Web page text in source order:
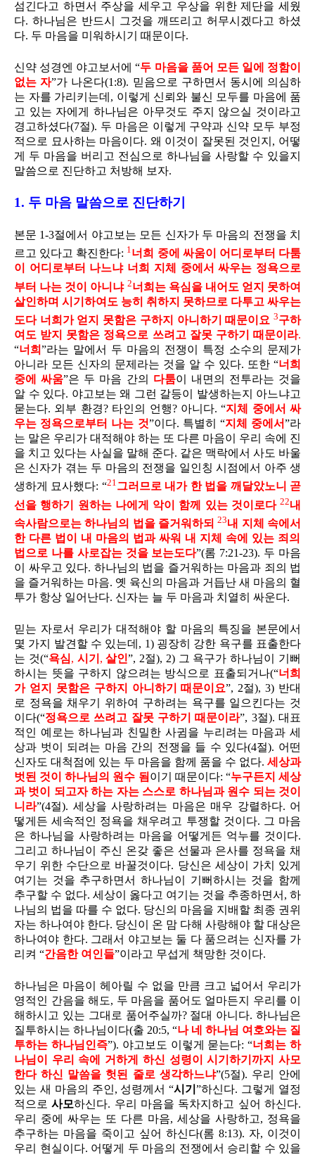
섬긴다고 하면서 주상을 세우고 우상을 위한 제단을 세웠
다. 하나님은 반드시 그것을 깨뜨리고 허무시겠다고 하셨
다. 두 마음을 미워하시기 때문이다.
신약 성경엔 야고보서에 “두 마음을 품어 모든 일에 정함이
없는 자”가 나온다(1:8). 믿음으로 구하면서 동시에 의심하
는 자를 가리키는데, 이렇게 신뢰와 불신 모두를 마음에 품
고 있는 자에게 하나님은 아무것도 주지 않으실 것이라고
경고하셨다(7절). 두 마음은 이렇게 구약과 신약 모두 부정
적으로 묘사하는 마음이다. 왜 이것이 잘못된 것인지, 어떻
게 두 마음을 버리고 전심으로 하나님을 사랑할 수 있을지
말씀으로 진단하고 처방해 보자.
1. 두 마음 말씀으로 진단하기
본문 1-3절에서 야고보는 모든 신자가 두 마음의 전쟁을 치
르고 있다고 확진한다: 1너희 중에 싸움이 어디로부터 다툼
이 어디로부터 나느냐 너희 지체 중에서 싸우는 정욕으로
부터 나는 것이 아니냐 2너희는 욕심을 내어도 얻지 못하여
살인하며 시기하여도 능히 취하지 못하므로 다투고 싸우는
도다 너희가 얻지 못함은 구하지 아니하기 때문이요 3구하
여도 받지 못함은 정욕으로 쓰려고 잘못 구하기 때문이라.
“너희 ”라는 말에서 두 마음의 전쟁이 특정 소수의 문제가
아니라 모든 신자의 문제라는 것을 알 수 있다. 또한 “너희
중에 싸움”은 두 마음 간의 다툼이 내면의 전투라는 것을
알 수 있다. 야고보는 왜 그런 갈등이 발생하는지 아느냐고
묻는다. 외부 환경? 타인의 언행? 아니다. “지체 중에서 싸
우는 정욕으로부터 나는 것”이다. 특별히 “지체 중에서”라
는 말은 우리가 대적해야 하는 또 다른 마음이 우리 속에 진
을 치고 있다는 사실을 말해 준다. 같은 맥락에서 사도 바울
은 신자가 겪는 두 마음의 전쟁을 일인칭 시점에서 아주 생
생하게 묘사했다: “21그러므로 내가 한 법을 깨달았노니 곧
선을 행하기 원하는 나에게 악이 함께 있는 것이로다 22내
속사람으로는 하나님의 법을 즐거워하되 23내 지체 속에서
한 다른 법이 내 마음의 법과 싸워 내 지체 속에 있는 죄의
법으로 나를 사로잡는 것을 보는도다”(롬 7:21-23). 두 마음
이 싸우고 있다. 하나님의 법을 즐거워하는 마음과 죄의 법
을 즐거워하는 마음. 옛 육신의 마음과 거듭난 새 마음의 혈
투가 항상 일어난다. 신자는 늘 두 마음과 치열히 싸운다.
믿는 자로서 우리가 대적해야 할 마음의 특징을 본문에서
몇 가지 발견할 수 있는데, 1) 굉장히 강한 욕구를 표출한다
는 것(“욕심, 시기 , 살인”, 2절), 2) 그 욕구가 하나님이 기뻐
하시는 뜻을 구하지 않으려는 방식으로 표출되거나(“너희
가 얻지 못함은 구하지 아니하기 때문이요”, 2절), 3) 반대
로 정욕을 채우기 위하여 구하려는 욕구를 일으킨다는 것
이다(“정욕으로 쓰려고 잘못 구하기 때문이라”, 3절). 대표
적인 예로는 하나님과 친밀한 사귐을 누리려는 마음과 세
상과 벗이 되려는 마음 간의 전쟁을 들 수 있다(4절). 어떤
신자도 대척점에 있는 두 마음을 함께 품을 수 없다. 세상과
벗된 것이 하나님의 원수 됨 이기 때문이다: “누구든지 세상
과 벗이 되고자 하는 자는 스스로 하나님과 원수 되는 것이
니라”(4절). 세상을 사랑하려는 마음은 매우 강렬하다. 어
떻게든 세속적인 정욕을 채우려고 투쟁할 것이다. 그 마음
은 하나님을 사랑하려는 마음을 어떻게든 억누를 것이다.
그리고 하나님이 주신 온갖 좋은 선물과 은사를 정욕을 채
우기 위한 수단으로 바꿀것이다. 당신은 세상이 가치 있게
여기는 것을 추구하면서 하나님이 기뻐하시는 것을 함께
추구할 수 없다. 세상이 옳다고 여기는 것을 추종하면서, 하
나님의 법을 따를 수 없다. 당신의 마음을 지배할 최종 권위
자는 하나여야 한다. 당신이 온 맘 다해 사랑해야 할 대상은
하나여야 한다. 그래서 야고보는 둘 다 품으려는 신자를 가
리켜 “간음한 여인들”이라고 무섭게 책망한 것이다.
하나님은 마음이 헤아릴 수 없을 만큼 크고 넓어서 우리가
영적인 간음을 해도, 두 마음을 품어도 얼마든지 우리를 이
해하시고 있는 그대로 품어주실까? 절대 아니다. 하나님은
질투하시는 하나님이다(출 20:5, “나 네 하나님 여호와는 질
투하는 하나님인즉”). 야고보도 이렇게 묻는다: “너희는 하
나님이 우리 속에 거하게 하신 성령이 시기하기까지 사모
한다 하신 말씀을 헛된 줄로 생각하느냐”(5절). 우리 안에
있는 새 마음의 주인, 성령께서 “시기”하신다. 그렇게 열정
적으로사모하신다. 우리 마음을 독차지하고 싶어 하신다.
우리 중에 싸우는 또 다른 마음, 세상을 사랑하고, 정욕을
추구하는 마음을 죽이고 싶어 하신다(롬 8:13). 자, 이것이
우리 현실이다. 어떻게 두 마음의 전쟁에서 승리할 수 있을